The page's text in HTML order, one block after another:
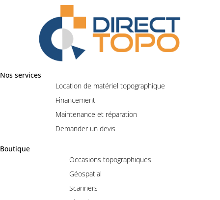
Nos services
Location de matériel topographique
Financement
Maintenance et réparation
Demander un devis
Boutique
Occasions topographiques
Géospatial
Scanners